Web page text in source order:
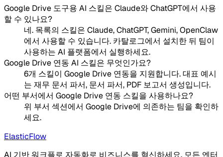
Google Drive 도구용 AI 스킬은 Claude와 ChatGPT에서 사용
할 수 있나요?
네. 목록의 스킬은 Claude, ChatGPT, Gemini, OpenClaw
에서 사용할 수 있습니다. 카탈로그에서 설치한 뒤 팀이
사용하는 AI 플랫폼에서 실행하세요.
Google Drive 연동 AI 스킬은 무엇인가요?
6개 스킬이 Google Drive 연동을 지원합니다. 대표 예시
는 재무 문서 파서, 문서 파서, PDF 보고서 생성입니다.
어떤 부서에서 Google Drive 연동 스킬을 사용하나요?
위 부서 섹션에서 Google Drive에 의존하는 팀을 확인하
세요.
ElasticFlow
AI 기반 워크플로 자동화로 비즈니스를 혁신하세요. 모든 엔터